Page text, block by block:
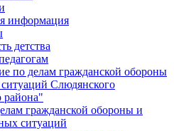
информация
детства
по делам гражданской обороны
Слюдянского
района"
гражданской обороны и
ситуаций